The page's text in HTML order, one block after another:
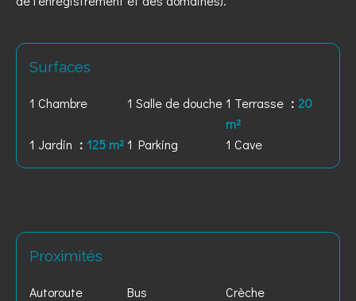
Surfaces
1 Chambre 1 Salle de douche1 Terrasse
20
m²
1 Jardin
125 m² 1 Parking 1 Cave
Proximités
Autoroute Bus
Crèche